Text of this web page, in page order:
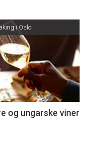
i Oslo
og ungarske viner